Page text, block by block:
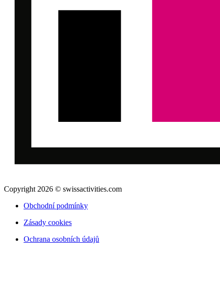
Copyright 2026 © swissactivities.com
Obchodní podmínky
Zásady cookies
Ochrana osobních údajů